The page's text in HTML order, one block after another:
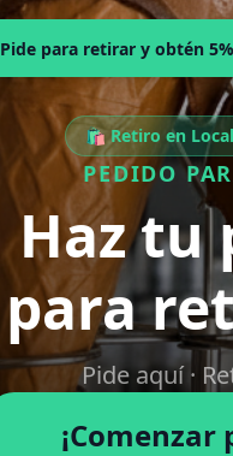
Pide para retirar y obtén
🛍️ Retiro en Local
PEDIDO
Haz tu
para
Pide aquí ·
¡Comenzar